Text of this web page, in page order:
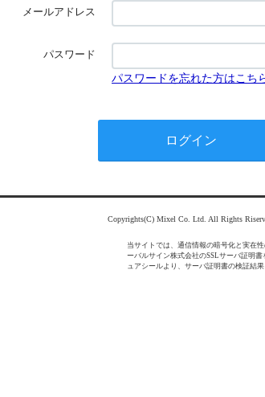
メールアドレス
パスワード
パスワードを忘れた方はこち
Copyrights(C) Mixel Co. Ltd. All Rights
当サイトでは、通信情報の暗号化と実在
ーバルサイン株式会社のSSLサーバ証明
ュアシールより、サーバ証明書の検証結果